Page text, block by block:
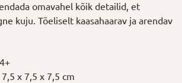
omavahel kõik detailid, et
kuju. Tõeliselt kaasahaarav ja arendav
x 7,5 x 7,5 cm